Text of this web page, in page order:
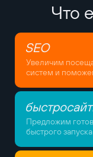
Что
SEO
Увеличим
систем и
Предложим
быстрого запуска